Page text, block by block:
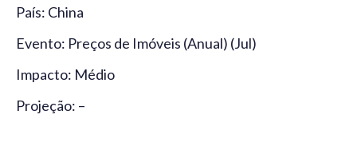
País: China
Evento: Preços de Imóveis (Anual) (Jul)
Impacto: Médio
Projeção: –